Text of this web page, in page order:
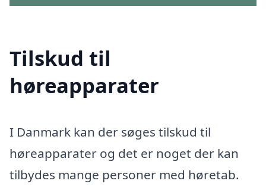
Tilskud til
høreapparater
I Danmark kan der søges tilskud til
høreapparater og det er noget der kan
tilbydes mange personer med høretab.